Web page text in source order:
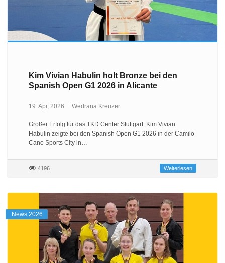
Kim Vivian Habulin holt Bronze bei den
Spanish Open G1 2026 in Alicante
19. Apr, 2026 Wedrana Kreuzer
Großer Erfolg für das TKD Center Stuttgart: Kim Vivian
Habulin zeigte bei den Spanish Open G1 2026 in der Camilo
Cano Sports City in…
4196 Weiterlesen
News 2026